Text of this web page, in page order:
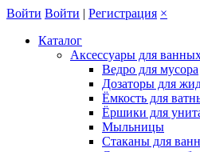
Войти Войти | Регистрация ×
Каталог
Аксессуары для
Ведро для мусора
Дозаторы для
Ёмкость для
Ёршики для
Мыльницы
Стаканы для